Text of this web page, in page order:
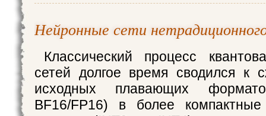
Нейронные сети
Классический процесс
сетей долгое время сводился к
исходных плавающих
BF16/FP16) в более компактные